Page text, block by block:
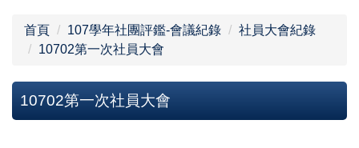
首頁 107學年社團評鑑-會議紀錄
社員大會紀錄
10702第一次社員大會
10702第一次社員大會